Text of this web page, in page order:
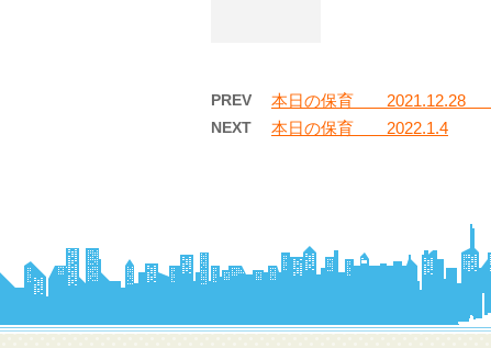
PREV 本日の保育 2021.12.28
NEXT 本日の保育 2022.1.4